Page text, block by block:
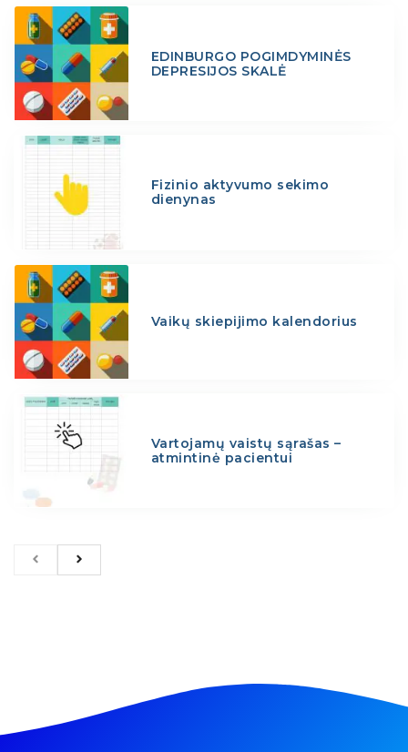
EDINBURGO POGIMDYMINĖS
DEPRESIJOS SKALĖ
Fizinio aktyvumo sekimo
dienynas
Vaikų skiepijimo kalendorius
Vartojamų vaistų sąrašas –
atmintinė pacientui